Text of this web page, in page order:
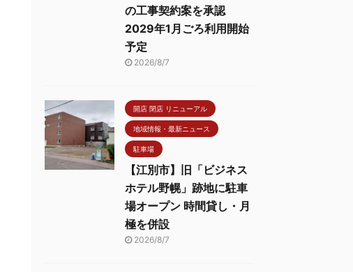
の工事契約案を承認
2029年1月ごろ利用開始
予定
2026/8/7
開店 閉店 リニューアル
地域情報・最新ニュース
駐車場
【江別市】旧「ビジネス
ホテル野幌」跡地に駐車
場オープン 時間貸し・月
極を併設
2026/8/7